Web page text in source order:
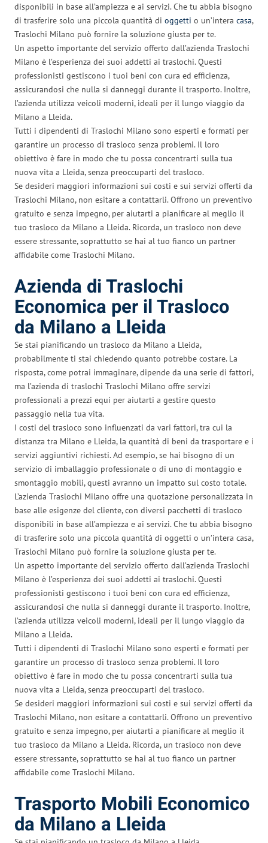
disponibili in base all’ampiezza e ai servizi. Che tu abbia bisogno
di trasferire solo una piccola quantità di oggetti o un’intera casa,
Traslochi Milano può fornire la soluzione giusta per te.
Un aspetto importante del servizio offerto dall’azienda Traslochi
Milano è l’esperienza dei suoi addetti ai traslochi. Questi
professionisti gestiscono i tuoi beni con cura ed efficienza,
assicurandosi che nulla si danneggi durante il trasporto. Inoltre,
l’azienda utilizza veicoli moderni, ideali per il lungo viaggio da
Milano a Lleida.
Tutti i dipendenti di Traslochi Milano sono esperti e formati per
garantire un processo di trasloco senza problemi. Il loro
obiettivo è fare in modo che tu possa concentrarti sulla tua
nuova vita a Lleida, senza preoccuparti del trasloco.
Se desideri maggiori informazioni sui costi e sui servizi offerti da
Traslochi Milano, non esitare a contattarli. Offrono un preventivo
gratuito e senza impegno, per aiutarti a pianificare al meglio il
tuo trasloco da Milano a Lleida. Ricorda, un trasloco non deve
essere stressante, soprattutto se hai al tuo fianco un partner
affidabile come Traslochi Milano.
Azienda di Traslochi
Economica per il Trasloco
da Milano a Lleida
Se stai pianificando un trasloco da Milano a Lleida,
probabilmente ti stai chiedendo quanto potrebbe costare. La
risposta, come potrai immaginare, dipende da una serie di fattori,
ma l’azienda di traslochi Traslochi Milano offre servizi
professionali a prezzi equi per aiutarti a gestire questo
passaggio nella tua vita.
I costi del trasloco sono influenzati da vari fattori, tra cui la
distanza tra Milano e Lleida, la quantità di beni da trasportare e i
servizi aggiuntivi richiesti. Ad esempio, se hai bisogno di un
servizio di imballaggio professionale o di uno di montaggio e
smontaggio mobili, questi avranno un impatto sul costo totale.
L’azienda Traslochi Milano offre una quotazione personalizzata in
base alle esigenze del cliente, con diversi pacchetti di trasloco
disponibili in base all’ampiezza e ai servizi. Che tu abbia bisogno
di trasferire solo una piccola quantità di oggetti o un’intera casa,
Traslochi Milano può fornire la soluzione giusta per te.
Un aspetto importante del servizio offerto dall’azienda Traslochi
Milano è l’esperienza dei suoi addetti ai traslochi. Questi
professionisti gestiscono i tuoi beni con cura ed efficienza,
assicurandosi che nulla si danneggi durante il trasporto. Inoltre,
l’azienda utilizza veicoli moderni, ideali per il lungo viaggio da
Milano a Lleida.
Tutti i dipendenti di Traslochi Milano sono esperti e formati per
garantire un processo di trasloco senza problemi. Il loro
obiettivo è fare in modo che tu possa concentrarti sulla tua
nuova vita a Lleida, senza preoccuparti del trasloco.
Se desideri maggiori informazioni sui costi e sui servizi offerti da
Traslochi Milano, non esitare a contattarli. Offrono un preventivo
gratuito e senza impegno, per aiutarti a pianificare al meglio il
tuo trasloco da Milano a Lleida. Ricorda, un trasloco non deve
essere stressante, soprattutto se hai al tuo fianco un partner
affidabile come Traslochi Milano.
Trasporto Mobili Economico
da Milano a Lleida